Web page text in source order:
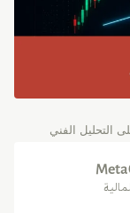
التحليل الفني